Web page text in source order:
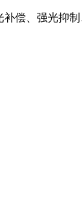
偿、强光抑